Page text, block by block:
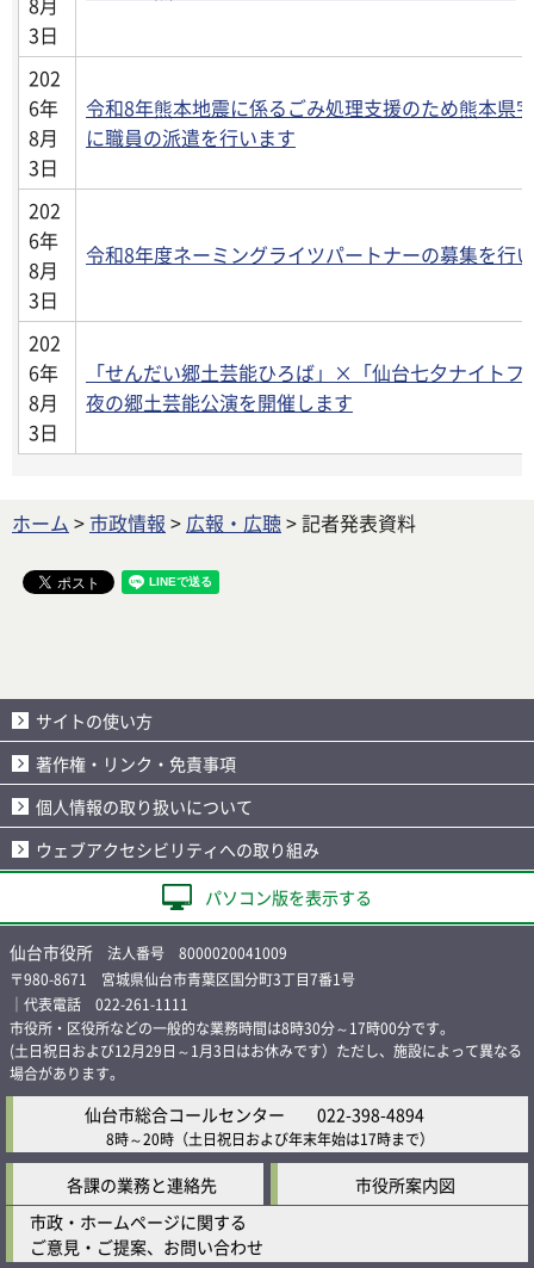
3日
202
6年
8月
3日
令和8年熊本地震に係るごみ処理支援のため熊本県
に職員の派遣を行います
202
6年
8月
3日
令和8年度ネーミングライツパートナーの募集を行
202
6年
8月
3日
「せんだい郷土芸能ひろば」×「仙台七夕ナイトフ
夜の郷土芸能公演を開催します
ホーム >市政情報 > 広報・広聴> 記者発表資料
サイトの使い方
著作権・リンク・免責事項
個人情報の取り扱いについて
ウェブアクセシビリティへの取り組み
パソコン版を表示する
仙台市役所 法人番号 8000020041009
〒980-8671 宮城県仙台市青葉区国分町3丁目7番1号
｜代表電話 022-261-1111
市役所・区役所などの一般的な業務時間は8時30分～17時00分です。
(土日祝日および12月29日～1月3日はお休みです）ただし、施設によって異なる
場合があります。
仙台市総合コールセンター 022-398-4894
8時～20時 （土日祝日および年末年始は17時まで）
各課の業務と連絡先
市役所案内図
市政・ホームページに関する
ご意見・ご提案、お問い合わせ